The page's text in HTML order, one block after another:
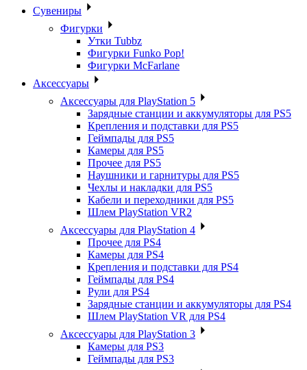
Сувениры
Фигурки
Утки Tubbz
Фигурки Funko Pop!
Фигурки McFarlane
Аксессуары
Аксессуары для PlayStation 5
Зарядные станции и аккумуляторы для PS5
Крепления и подставки для PS5
Геймпады для PS5
Камеры для PS5
Прочее для PS5
Наушники и гарнитуры для PS5
Чехлы и накладки для PS5
Кабели и переходники для PS5
Шлем PlayStation VR2
Аксессуары для PlayStation 4
Прочее для PS4
Камеры для PS4
Крепления и подставки для PS4
Геймпады для PS4
Рули для PS4
Зарядные станции и аккумуляторы для PS4
Шлем PlayStation VR для PS4
Аксессуары для PlayStation 3
Камеры для PS3
Геймпады для PS3